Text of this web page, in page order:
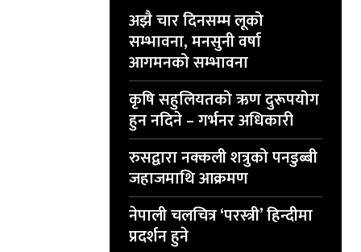
अझै चार दिनसम्म लूको
सम्भावना, मनसुनी वर्षा
आगमनको सम्भावना
कृषि सहुलियतको ऋण दुरूपयोग
हुन नदिने – गर्भनर अधिकारी
रुसद्वारा नक्कली शत्रुको पनडुब्बी
जहाजमाथि आक्रमण
नेपाली चलचित्र ‘परस्त्री’ हिन्दीमा
प्रदर्शन हुने